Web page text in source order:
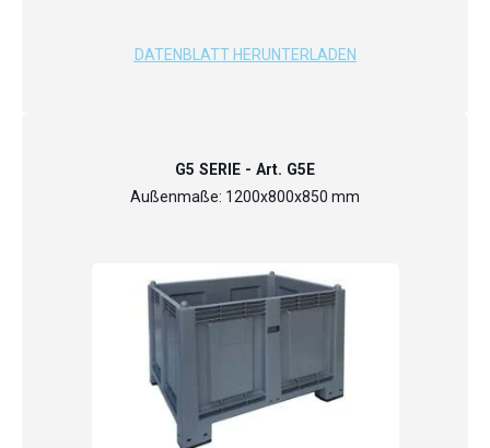
DATENBLATT HERUNTERLADEN
G5 SERIE - Art. G5E
Außenmaße: 1200x800x850 mm